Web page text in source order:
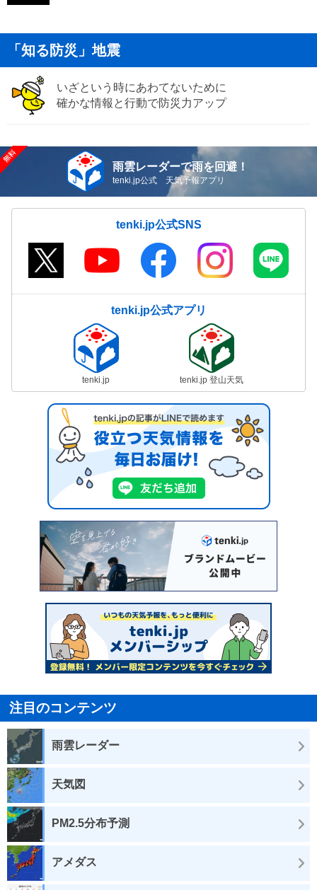
「知る防災」地震
いざという時にあわてないために
確かな情報と行動で防災力アップ
雨雲レーダーで雨を回避！
tenki.jp公式 天気予報アプリ
tenki.jp公式SNS
tenki.jp公式アプリ
tenki.jp tenki.jp 登山天気
注目のコンテンツ
雨雲レーダー
天気図
PM2.5分布予測
アメダス